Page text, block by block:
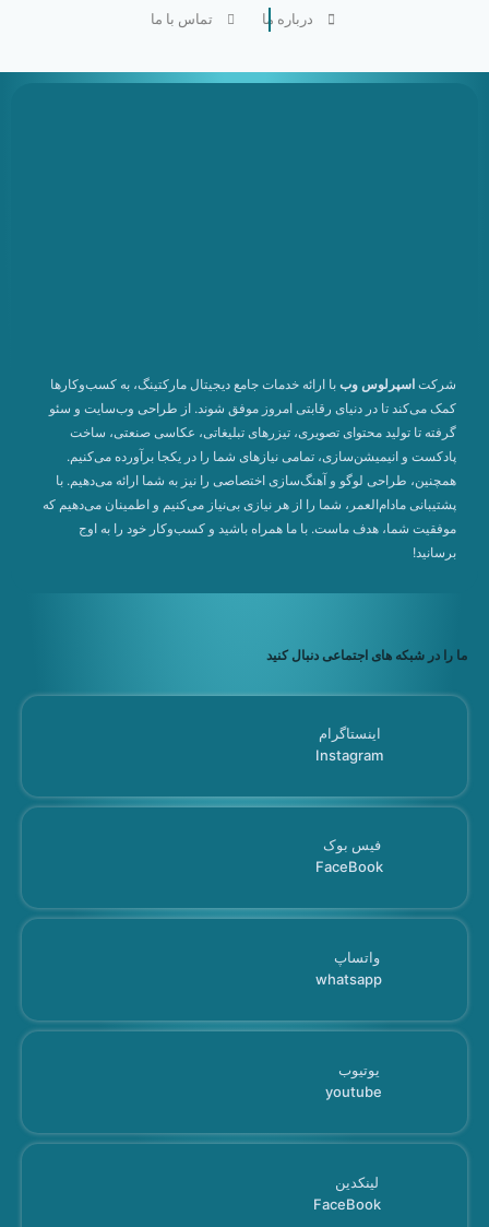
درباره ما تماس با ما
شرکت اسپرلوس وب با ارائه خدمات جامع دیجیتال مارکتینگ، به کسب‌وکارها
کمک می‌کند تا در دنیای رقابتی امروز موفق شوند. از طراحی وب‌سایت و سئو
گرفته تا تولید محتوای تصویری، تیزرهای تبلیغاتی، عکاسی صنعتی، ساخت
پادکست و انیمیشن‌سازی، تمامی نیازهای شما را در یکجا برآورده می‌کنیم.
همچنین، طراحی لوگو و آهنگ‌سازی اختصاصی را نیز به شما ارائه می‌دهیم. با
پشتیبانی مادام‌العمر، شما را از هر نیازی بی‌نیاز می‌کنیم و اطمینان می‌دهیم که
موفقیت شما، هدف ماست. با ما همراه باشید و کسب‌وکار خود را به اوج
برسانید!
ما را در شبکه های اجتماعی دنبال کنید
اینستاگرام
Instagram
فیس بوک
FaceBook
واتساپ
whatsapp
یوتیوب
youtube
لینکدین
FaceBook